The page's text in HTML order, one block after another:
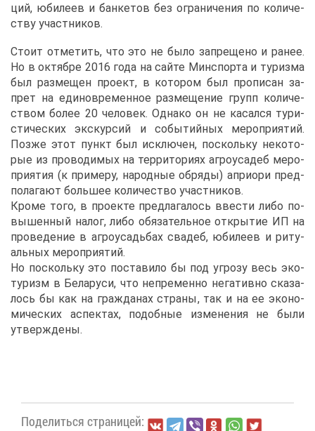
ций, юби­ле­ев и бан­ке­тов без огра­ни­че­ния по ко­ли­че­
ству участ­ни­ков.
Сто­ит от­ме­тить, что это не бы­ло за­пре­ще­но и ра­нее.
Но в ок­тяб­ре 2016 го­да на сай­те Мин­спор­та и ту­риз­ма
был раз­ме­щен про­ект, в ко­то­ром был про­пи­сан за­
прет на еди­но­вре­мен­ное раз­ме­ще­ние групп ко­ли­че­
ством бо­лее 20 че­ло­век. Од­на­ко он не ка­сал­ся ту­ри­
сти­че­ских экс­кур­сий и со­бы­тий­ных ме­ро­при­я­тий.
Поз­же этот пункт был ис­клю­чен, по­сколь­ку неко­то­
рые из про­во­ди­мых на тер­ри­то­ри­ях аг­ро­уса­деб ме­ро­
при­я­тия (к при­ме­ру, на­род­ные об­ря­ды) апри­о­ри пред­
по­ла­га­ют боль­шее ко­ли­че­ство участ­ни­ков.
Кро­ме то­го, в про­ек­те пред­ла­га­лось вве­сти ли­бо по­
вы­шен­ный на­лог, ли­бо обя­за­тель­ное от­кры­тие ИП на
про­ве­де­ние в аг­ро­усадь­бах сва­деб, юби­ле­ев и ри­ту­
аль­ных ме­ро­при­я­тий.
Но по­сколь­ку это по­ста­ви­ло бы под угро­зу весь эко­
ту­ризм в Бе­ла­ру­си, что непре­мен­но нега­тив­но ска­за­
лось бы как на граж­да­нах стра­ны, так и на ее эко­но­
ми­че­ских ас­пек­тах, по­доб­ные из­ме­не­ния не бы­ли
утвер­жде­ны.
По­де­лить­ся стра­ни­цей: